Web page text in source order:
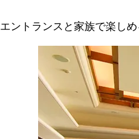
エントランスと家族で楽し